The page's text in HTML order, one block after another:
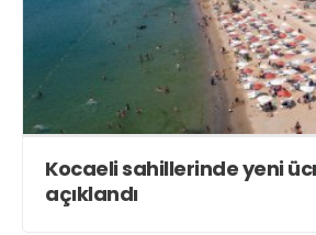
Kocaeli sahillerinde yeni
açıklandı